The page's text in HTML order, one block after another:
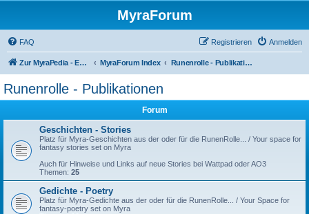
MyraForum
FAQ Anmelden
Registrieren
Zur MyraPedia - Enzyklopädie der Kampagnenwelt MyraForum Index Runenrolle - Publikationen
Runenrolle - Publikationen
Forum
Geschichten - Stories
Platz für Myra-Geschichten aus der oder für die RunenRolle... / Your space for
fantasy stories set on Myra
Auch für Hinweise und Links auf neue Stories bei Wattpad oder AO3
Themen: 25
Gedichte - Poetry
Platz für Myra-Gedichte aus der oder für die RunenRolle... / Your Space for
fantasy-poetry set on Myra